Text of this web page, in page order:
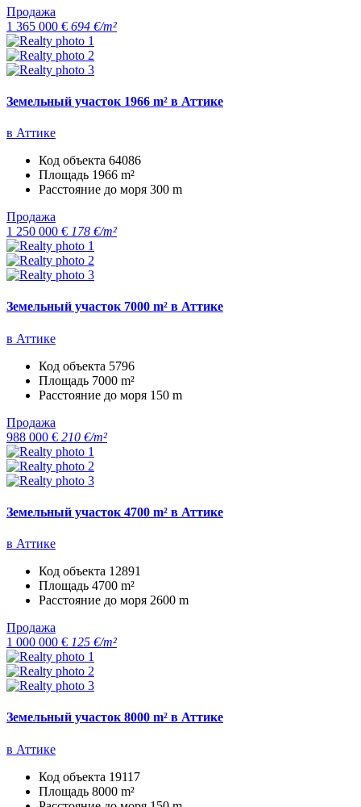
Продажа
1 365 000 € 694 €/m²
Земельный участок 1966 m² в Аттике
в Аттике
Код объекта 64086
Площадь 1966 m²
Расстояние до моря 300 m
Продажа
1 250 000 € 178 €/m²
Земельный участок 7000 m² в Аттике
в Аттике
Код объекта 5796
Площадь 7000 m²
Расстояние до моря 150 m
Продажа
988 000 € 210 €/m²
Земельный участок 4700 m² в Аттике
в Аттике
Код объекта 12891
Площадь 4700 m²
Расстояние до моря 2600 m
Продажа
1 000 000 € 125 €/m²
Земельный участок 8000 m² в Аттике
в Аттике
Код объекта 19117
Площадь 8000 m²